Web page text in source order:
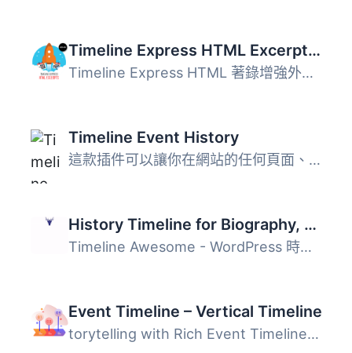
Timeline Express HTML Excerpts Add-on
Timeline Express HTML 著錄增強外掛會在時間軸快報的文章上...
Timeline Event History
這款插件可以讓你在網站的任何頁面、文章或側邊欄小工具上展...
History Timeline for Biography, Company History & Event Timeline
Timeline Awesome - WordPress 時間軸外掛 Timeline Awesome ...
Event Timeline – Vertical Timeline
torytelling with Rich Event Timeline Plugin Rich Event Ti...